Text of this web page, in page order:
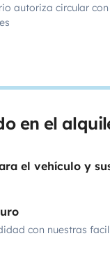
autoriza circular con
en el
el vehículo y
con nuestras